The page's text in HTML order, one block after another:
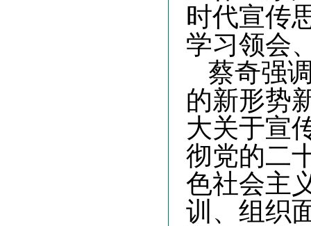
时代宣传
学习领会
蔡奇强
的新形势
大关于宣
彻党的二
色社会主
训、组织